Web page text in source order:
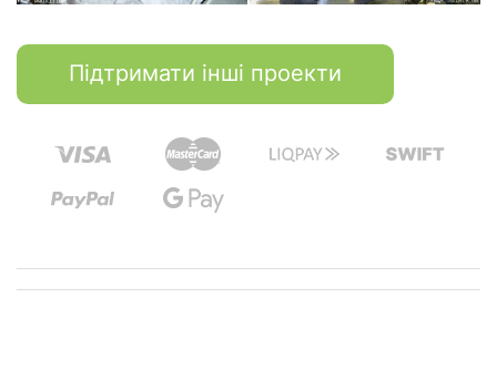
Підтримати інші проекти